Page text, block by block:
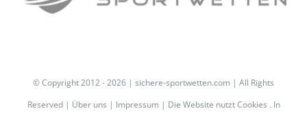
© Copyright 2012 -2026 | sichere-sportwetten.com | All Rights
Reserved | Über uns | Impressum | Die Website nutzt Cookies . In